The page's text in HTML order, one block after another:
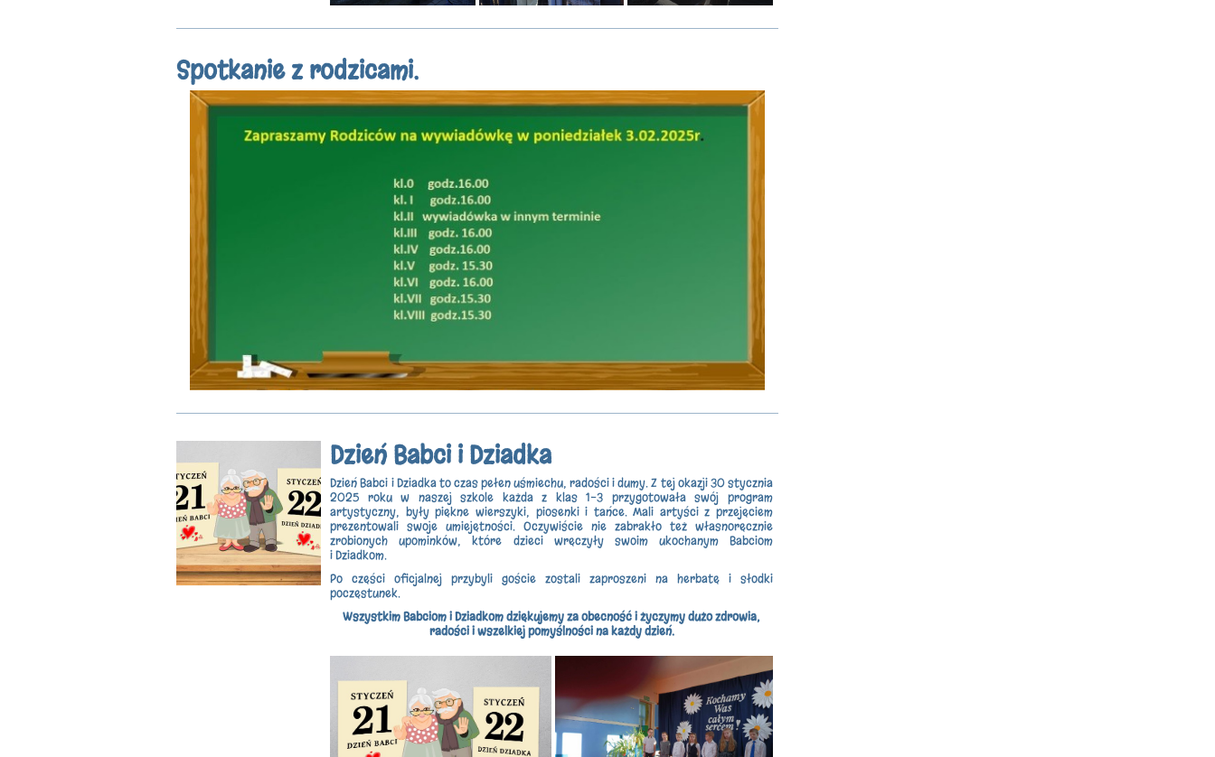
Spotkanie z rodzicami.
Dzień Babci i Dziadka
Dzień Babci i Dziadka to czas pełen uśmiechu, radości i dumy. Z tej okazji 30 stycznia
2025 roku w naszej szkole każda z klas 1-3 przygotowała swój program
artystyczny, były piękne wierszyki, piosenki i tańce. Mali artyści z przejęciem
prezentowali swoje umiejętności. Oczywiście nie zabrakło też własnoręcznie
zrobionych upominków, które dzieci wręczyły swoim ukochanym Babciom
i Dziadkom.
Po części oficjalnej przybyli goście zostali zaproszeni na herbatę i słodki
poczęstunek.
Wszystkim Babciom i Dziadkom dziękujemy za obecność i życzymy dużo zdrowia,
radości i wszelkiej pomyślności na każdy dzień.